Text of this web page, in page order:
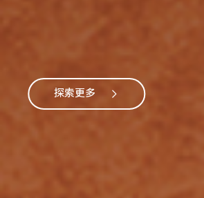
玩家系列
一键触发换欢乐